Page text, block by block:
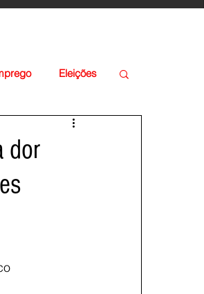
Eleições
dor